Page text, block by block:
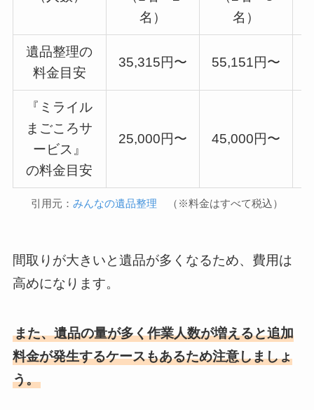
名）
名）
遺品整理の
料金目安
35,315円〜 55,151円〜
『ミライル
まごころサ
ービス』
の料金目安
25,000円〜 45,000円〜
引用元： みんなの遺品整理 （※料金はすべて税込）
間取りが大きいと遺品が多くなるため、費用は
高めになります。
また、遺品の量が多く作業人数が増えると追加
料金が発生するケースもあるため注意しましょ
う。